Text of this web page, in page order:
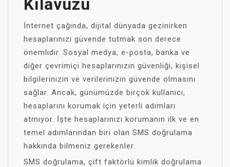
Kılavuzu
İnternet çağında, dijital dünyada gezinirken
hesaplarınızı güvende tutmak son derece
önemlidir. Sosyal medya, e-posta, banka ve
diğer çevrimiçi hesaplarınızın güvenliği, kişisel
bilgilerinizin ve verilerinizin güvende olmasını
sağlar. Ancak, günümüzde birçok kullanıcı,
hesaplarını korumak için yeterli adımları
atmıyor. İşte hesaplarınızı korumanın ilk ve en
temel adımlarından biri olan SMS doğrulama
hakkında bilmeniz gerekenler.
SMS doğrulama, çift faktörlü kimlik doğrulama